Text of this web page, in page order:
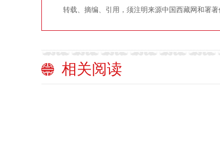
转载、摘编、引用，须注明来源中国西藏网和署
相关阅读